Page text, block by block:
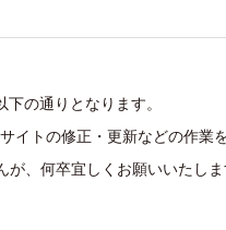
の通りとなります。
イトの修正・更新などの作業
、何卒宜しくお願いいたしま